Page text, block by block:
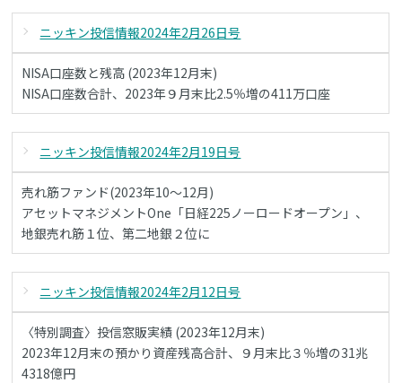
ニッキン投信情報2024年2月26日号
NISA口座数と残高 (2023年12月末)
NISA口座数合計、2023年９月末比2.5％増の411万口座
ニッキン投信情報2024年2月19日号
売れ筋ファンド(2023年10～12月)
アセットマネジメントOne「日経225ノーロードオープン」、
地銀売れ筋１位、第二地銀２位に
ニッキン投信情報2024年2月12日号
〈特別調査〉投信窓販実績 (2023年12月末)
2023年12月末の預かり資産残高合計、９月末比３％増の31兆
4318億円